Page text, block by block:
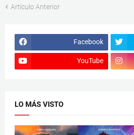
Artículo Anterior
Facebook
YouTube
LO MÁS VISTO